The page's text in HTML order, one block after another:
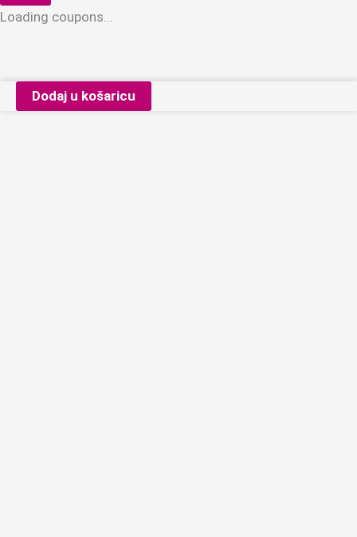
Loading coupons...
IKON.iQ
Prima
Dodaj u košaricu